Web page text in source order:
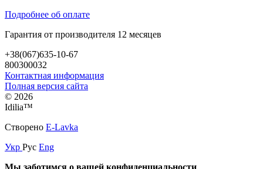
Подробнее об оплате
Гарантия от производителя 12 месяцев
+38(067)635-10-67
800300032
Контактная информация
Полная версия сайта
© 2026
Idilia™️
Створено E-Lavka
Укр Рус Eng
Мы заботимся о вашей конфиденциальности